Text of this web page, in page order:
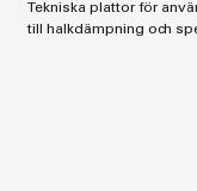
Tekniska plattor för
till halkdämpning och